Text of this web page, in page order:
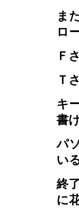
ま
ロ
Ｆ
Ｔ
キ
書
パ
い
終
に